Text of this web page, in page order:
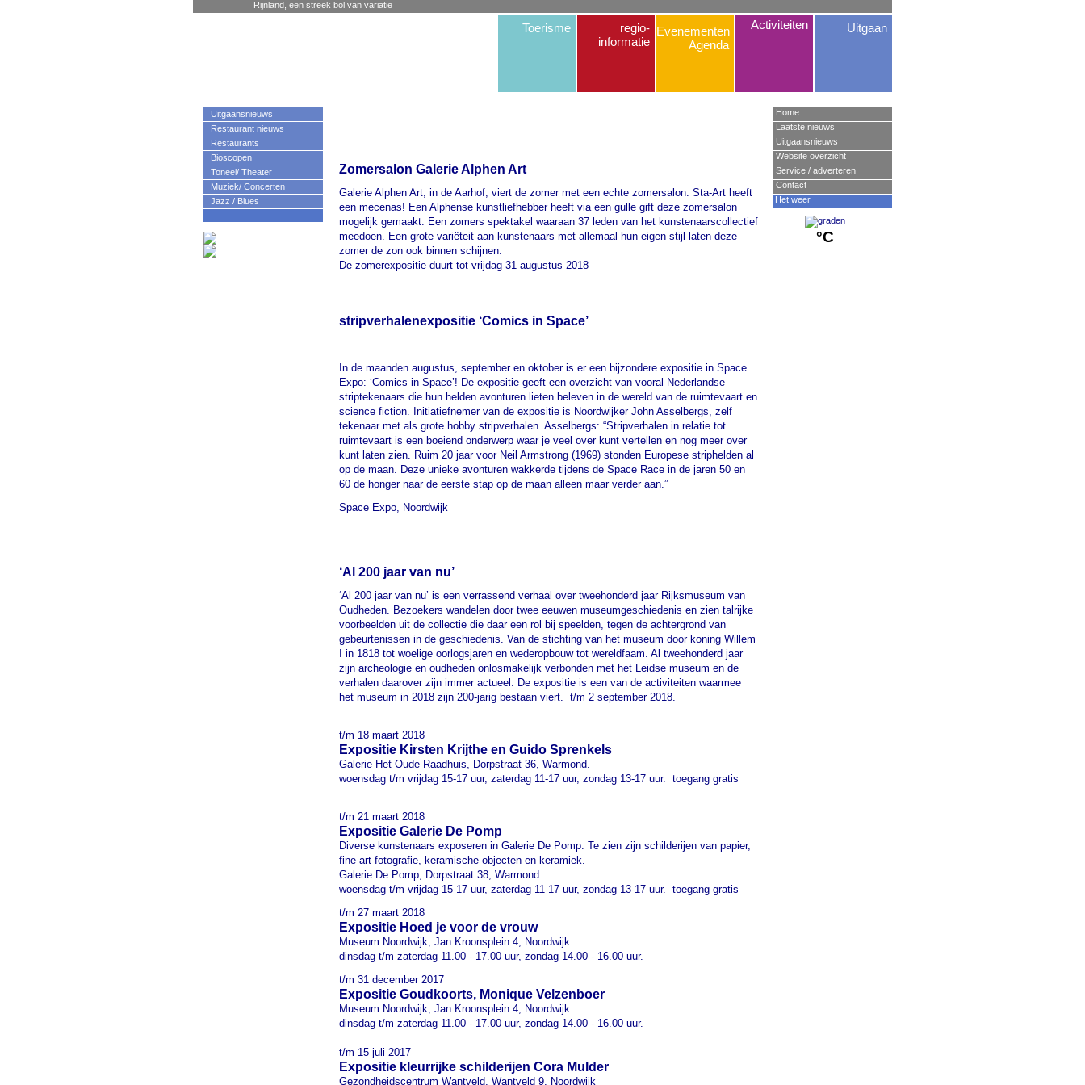
Rijnland, een streek bol van variatie
Uitgaan
Activiteiten
Evenementen
Agenda
regio-
informatie
Toerisme
Uitgaansnieuws
Restaurant nieuws
Restaurants
Bioscopen
Toneel/ Theater
Muziek/ Concerten
Jazz / Blues
Zomersalon Galerie Alphen Art
Galerie Alphen Art, in de Aarhof, viert de zomer met een echte zomersalon. Sta-Art heeft
een mecenas! Een Alphense kunstliefhebber heeft via een gulle gift deze zomersalon
mogelijk gemaakt. Een zomers spektakel waaraan 37 leden van het kunstenaarscollectief
meedoen. Een grote variëteit aan kunstenaars met allemaal hun eigen stijl laten deze
zomer de zon ook binnen schijnen.
De zomerexpositie duurt tot vrijdag 31 augustus 2018
stripverhalenexpositie ‘Comics in Space’
In de maanden augustus, september en oktober is er een bijzondere expositie in Space
Expo: ‘Comics in Space’! De expositie geeft een overzicht van vooral Nederlandse
striptekenaars die hun helden avonturen lieten beleven in de wereld van de ruimtevaart en
science fiction. Initiatiefnemer van de expositie is Noordwijker John Asselbergs, zelf
tekenaar met als grote hobby stripverhalen. Asselbergs: “Stripverhalen in relatie tot
ruimtevaart is een boeiend onderwerp waar je veel over kunt vertellen en nog meer over
kunt laten zien. Ruim 20 jaar voor Neil Armstrong (1969) stonden Europese striphelden al
op de maan. Deze unieke avonturen wakkerde tijdens de Space Race in de jaren 50 en
60 de honger naar de eerste stap op de maan alleen maar verder aan.”
Space Expo, Noordwijk
‘Al 200 jaar van nu’
‘Al 200 jaar van nu’ is een verrassend verhaal over tweehonderd jaar Rijksmuseum van
Oudheden. Bezoekers wandelen door twee eeuwen museumgeschiedenis en zien talrijke
voorbeelden uit de collectie die daar een rol bij speelden, tegen de achtergrond van
gebeurtenissen in de geschiedenis. Van de stichting van het museum door koning Willem
I in 1818 tot woelige oorlogsjaren en wederopbouw tot wereldfaam. Al tweehonderd jaar
zijn archeologie en oudheden onlosmakelijk verbonden met het Leidse museum en de
verhalen daarover zijn immer actueel. De expositie is een van de activiteiten waarmee
het museum in 2018 zijn 200-jarig bestaan viert. t/m 2 september 2018.
t/m 18 maart 2018
Expositie Kirsten Krijthe en Guido Sprenkels
Galerie Het Oude Raadhuis, Dorpstraat 36, Warmond.
woensdag t/m vrijdag 15-17 uur, zaterdag 11-17 uur, zondag 13-17 uur. toegang gratis
t/m 21 maart 2018
Expositie Galerie De Pomp
Diverse kunstenaars exposeren in Galerie De Pomp. Te zien zijn schilderijen van papier,
fine art fotografie, keramische objecten en keramiek.
Galerie De Pomp, Dorpstraat 38, Warmond.
woensdag t/m vrijdag 15-17 uur, zaterdag 11-17 uur, zondag 13-17 uur. toegang gratis
t/m 27 maart 2018
Expositie Hoed je voor de vrouw
Museum Noordwijk, Jan Kroonsplein 4, Noordwijk
dinsdag t/m zaterdag 11.00 - 17.00 uur, zondag 14.00 - 16.00 uur.
t/m 31 december 2017
Expositie Goudkoorts, Monique Velzenboer
Museum Noordwijk, Jan Kroonsplein 4, Noordwijk
dinsdag t/m zaterdag 11.00 - 17.00 uur, zondag 14.00 - 16.00 uur.
t/m 15 juli 2017
Expositie kleurrijke schilderijen Cora Mulder
Gezondheidscentrum Wantveld, Wantveld 9, Noordwijk
Home
Laatste nieuws
Uitgaansnieuws
Website overzicht
Service / adverteren
Contact
Het weer
°C